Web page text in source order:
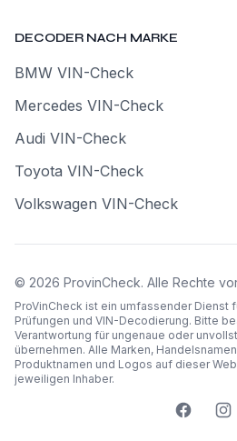
DECODER NACH MARKE
BMW VIN-Check
Mercedes VIN-Check
Audi VIN-Check
Toyota VIN-Check
Volkswagen VIN-Check
© 2026 ProvinCheck. Alle Rechte
ProVinCheck ist ein umfassender Dienst
Prüfungen und VIN-Decodierung. Bitte
Verantwortung für ungenaue oder
übernehmen. Alle Marken,
Produktnamen und Logos auf dieser
jeweiligen Inhaber.